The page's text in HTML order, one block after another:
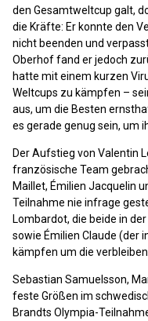
den Gesamtweltcup galt,
die Kräfte: Er konnte den
nicht beenden und
Oberhof fand er jedoch
hatte mit einem kurzen
Weltcups zu kämpfen –
aus, um die Besten
es gerade genug sein, um
Der Aufstieg von Valentin
französische Team
Maillet, Émilien Jacquelin
Teilnahme nie infrage
Lombardot, die beide in
sowie Émilien Claude (der
kämpfen um die
Sebastian Samuelsson,
feste Größen im
Brandts Olympia-